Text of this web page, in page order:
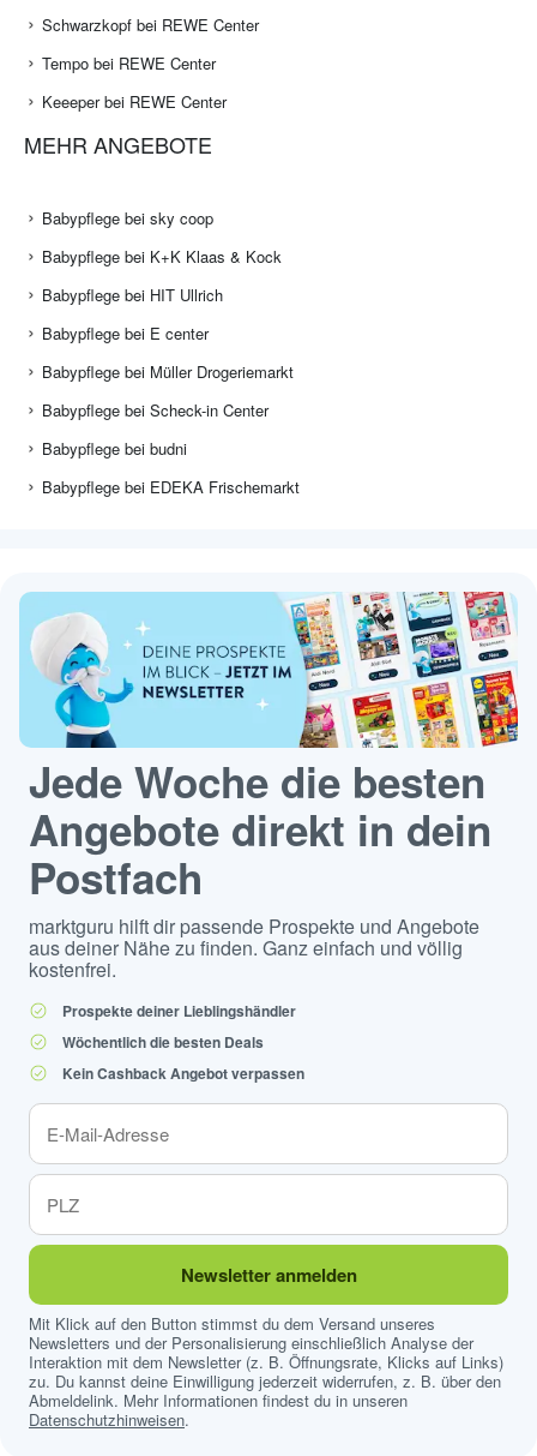
Schwarzkopf bei REWE Center
Tempo bei REWE Center
Keeeper bei REWE Center
MEHR ANGEBOTE
Babypflege bei sky coop
Babypflege bei K+K Klaas & Kock
Babypflege bei HIT Ullrich
Babypflege bei E center
Babypflege bei Müller Drogeriemarkt
Babypflege bei Scheck-in Center
Babypflege bei budni
Babypflege bei EDEKA Frischemarkt
Jede Woche die besten
Angebote direkt in dein
Postfach
marktguru hilft dir passende Prospekte und Angebote
aus deiner Nähe zu finden. Ganz einfach und völlig
kostenfrei.
Prospekte deiner Lieblingshändler
Wöchentlich die besten Deals
Kein Cashback Angebot verpassen
Newsletter anmelden
Mit Klick auf den Button stimmst du dem Versand unseres
Newsletters und der Personalisierung einschließlich Analyse der
Interaktion mit dem Newsletter (z. B. Öffnungsrate, Klicks auf Links)
zu. Du kannst deine Einwilligung jederzeit widerrufen, z. B. über den
Abmeldelink. Mehr Informationen findest du in unseren
Datenschutzhinweisen.